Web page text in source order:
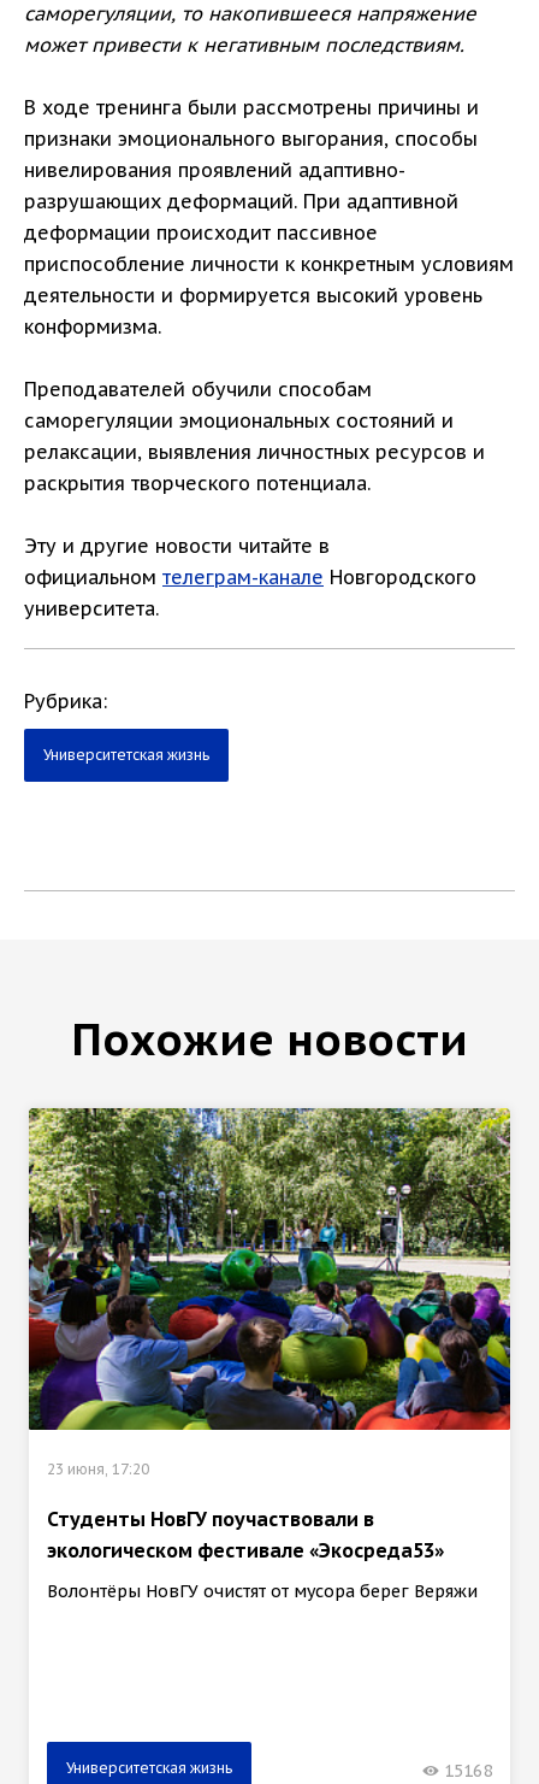
саморегуляции, то накопившееся напряжение
может привести к негативным последствиям.
В ходе тренинга были рассмотрены причины и
признаки эмоционального выгорания, способы
нивелирования проявлений адаптивно-
разрушающих деформаций. При адаптивной
деформации происходит пассивное
приспособление личности к конкретным условиям
деятельности и формируется высокий уровень
конформизма.
Преподавателей обучили способам
саморегуляции эмоциональных состояний и
релаксации, выявления личностных ресурсов и
раскрытия творческого потенциала.
Эту и другие новости читайте в
официальном телеграм-канале Новгородского
университета.
Рубрика:
Университетская жизнь
Похожие новости
23 июня, 17:20
Студенты НовГУ поучаствовали в
экологическом фестивале «Экосреда53»
Волонтёры НовГУ очистят от мусора берег Веряжи
Университетская жизнь 15168